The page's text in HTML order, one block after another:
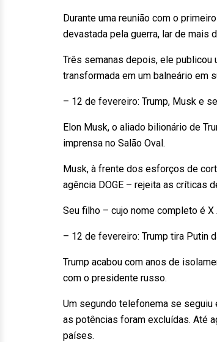
Durante uma reunião com o
devastada pela guerra, lar de mais
Três semanas depois, ele publicou
transformada em um balneário em
– 12 de fevereiro: Trump, Musk e
Elon Musk, o aliado bilionário de
imprensa no Salão Oval.
Musk, à frente dos esforços de
agência DOGE – rejeita as críticas
Seu filho – cujo nome completo é
– 12 de fevereiro: Trump tira Putin
Trump acabou com anos de
com o presidente russo.
Um segundo telefonema se seguiu
as potências foram excluídas. Até
países.